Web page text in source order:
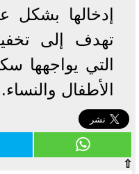
إدخالها بشكل
تهدف إلى
التي يواجهها
الأطفال والنساء.
⇧